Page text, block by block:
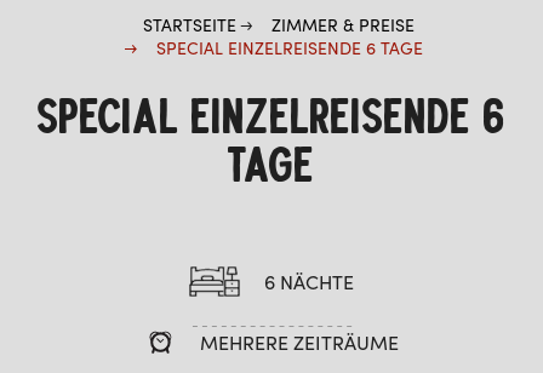
STARTSEITE
ZIMMER & PREISE
SPECIAL EINZELREISENDE 6 TAGE
SPECIAL EINZELREISENDE 6
TAGE
6 NÄCHTE
MEHRERE ZEITRÄUME